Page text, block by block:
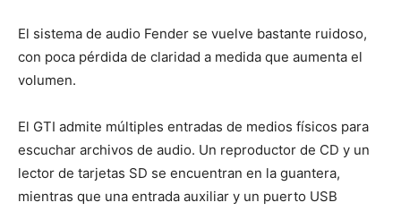
El sistema de audio Fender se vuelve bastante ruidoso,
con poca pérdida de claridad a medida que aumenta el
volumen.
El GTI admite múltiples entradas de medios físicos para
escuchar archivos de audio. Un reproductor de CD y un
lector de tarjetas SD se encuentran en la guantera,
mientras que una entrada auxiliar y un puerto USB